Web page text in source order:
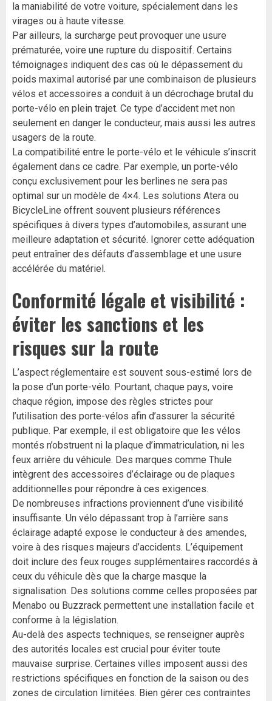
la maniabilité de votre voiture, spécialement dans les
virages ou à haute vitesse.
Par ailleurs, la surcharge peut provoquer une usure
prématurée, voire une rupture du dispositif. Certains
témoignages indiquent des cas où le dépassement du
poids maximal autorisé par une combinaison de plusieurs
vélos et accessoires a conduit à un décrochage brutal du
porte-vélo en plein trajet. Ce type d’accident met non
seulement en danger le conducteur, mais aussi les autres
usagers de la route.
La compatibilité entre le porte-vélo et le véhicule s’inscrit
également dans ce cadre. Par exemple, un porte-vélo
conçu exclusivement pour les berlines ne sera pas
optimal sur un modèle de 4×4. Les solutions Atera ou
BicycleLine offrent souvent plusieurs références
spécifiques à divers types d’automobiles, assurant une
meilleure adaptation et sécurité. Ignorer cette adéquation
peut entraîner des défauts d’assemblage et une usure
accélérée du matériel.
Conformité légale et visibilité :
éviter les sanctions et les
risques sur la route
L’aspect réglementaire est souvent sous-estimé lors de
la pose d’un porte-vélo. Pourtant, chaque pays, voire
chaque région, impose des règles strictes pour
l’utilisation des porte-vélos afin d’assurer la sécurité
publique. Par exemple, il est obligatoire que les vélos
montés n’obstruent ni la plaque d’immatriculation, ni les
feux arrière du véhicule. Des marques comme Thule
intègrent des accessoires d’éclairage ou de plaques
additionnelles pour répondre à ces exigences.
De nombreuses infractions proviennent d’une visibilité
insuffisante. Un vélo dépassant trop à l’arrière sans
éclairage adapté expose le conducteur à des amendes,
voire à des risques majeurs d’accidents. L’équipement
doit inclure des feux rouges supplémentaires raccordés à
ceux du véhicule dès que la charge masque la
signalisation. Des solutions comme celles proposées par
Menabo ou Buzzrack permettent une installation facile et
conforme à la législation.
Au-delà des aspects techniques, se renseigner auprès
des autorités locales est crucial pour éviter toute
mauvaise surprise. Certaines villes imposent aussi des
restrictions spécifiques en fonction de la saison ou des
zones de circulation limitées. Bien gérer ces contraintes